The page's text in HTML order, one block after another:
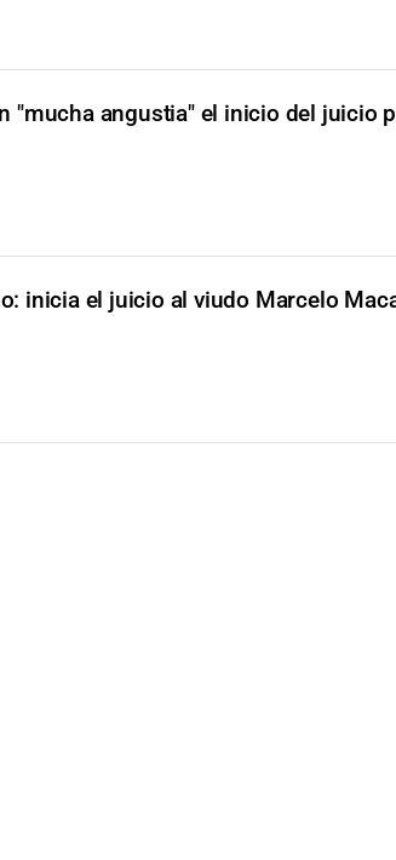
"mucha angustia" el inicio del juicio
inicia el juicio al viudo Marcelo